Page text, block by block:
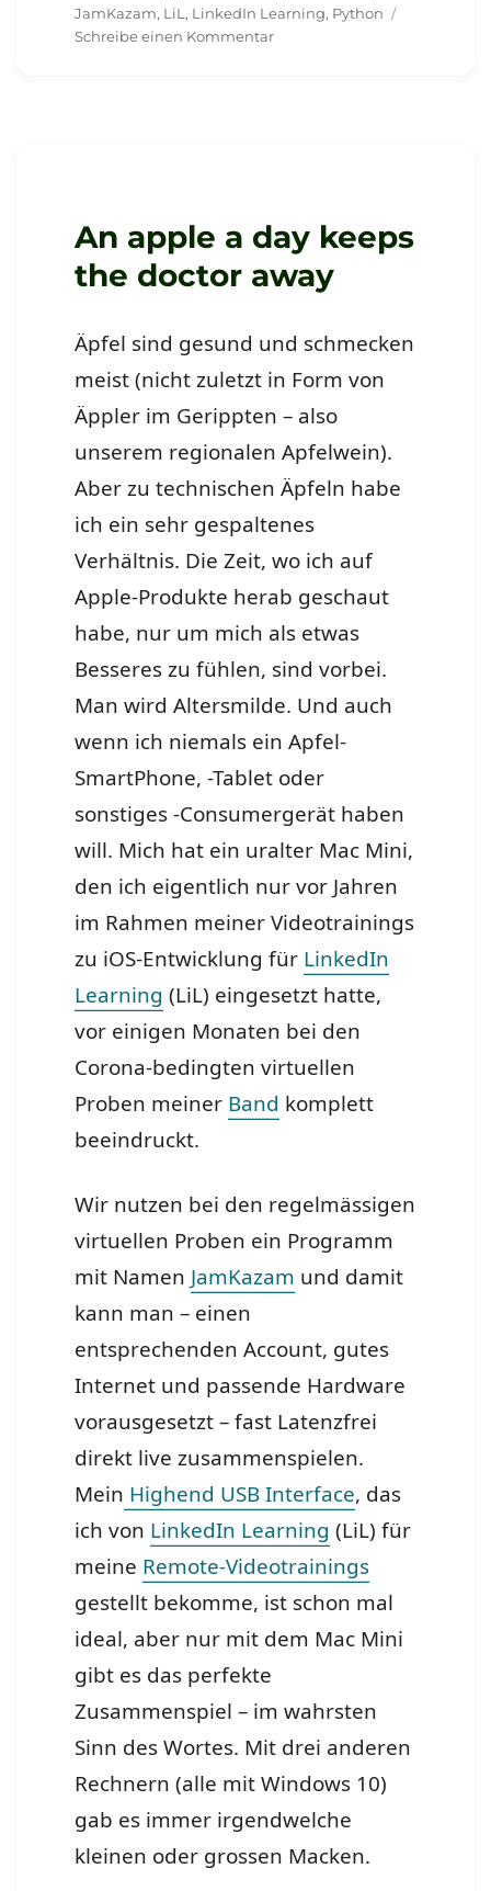
JamKazam, LiL , LinkedIn Learning, Python
Schreibe einen Kommentarzu
An apple a day keeps
the doctor away
Äpfel sind gesund und schmecken
meist (nicht zuletzt in Form von
Äppler im Gerippten – also
unserem regionalen Apfelwein).
Aber zu technischen Äpfeln habe
ich ein sehr gespaltenes
Verhältnis. Die Zeit, wo ich auf
Apple-Produkte herab geschaut
habe, nur um mich als etwas
Besseres zu fühlen, sind vorbei.
Man wird Altersmilde. Und auch
wenn ich niemals ein Apfel-
SmartPhone, -Tablet oder
sonstiges -Consumergerät haben
will. Mich hat ein uralter Mac Mini,
den ich eigentlich nur vor Jahren
im Rahmen meiner Videotrainings
zu iOS-Entwicklung für LinkedIn
Learning (LiL) eingesetzt hatte,
vor einigen Monaten bei den
Corona-bedingten virtuellen
Proben meiner Band komplett
beeindruckt.
Wir nutzen bei den regelmässigen
virtuellen Proben ein Programm
mit Namen JamKazam und damit
kann man – einen
entsprechenden Account, gutes
Internet und passende Hardware
vorausgesetzt – fast Latenzfrei
direkt live zusammenspielen.
Mein Highend USB Interface, das
ich von LinkedIn Learning (LiL) für
meine Remote-Videotrainings
gestellt bekomme, ist schon mal
ideal, aber nur mit dem Mac Mini
gibt es das perfekte
Zusammenspiel – im wahrsten
Sinn des Wortes. Mit drei anderen
Rechnern (alle mit Windows 10)
gab es immer irgendwelche
kleinen oder grossen Macken.